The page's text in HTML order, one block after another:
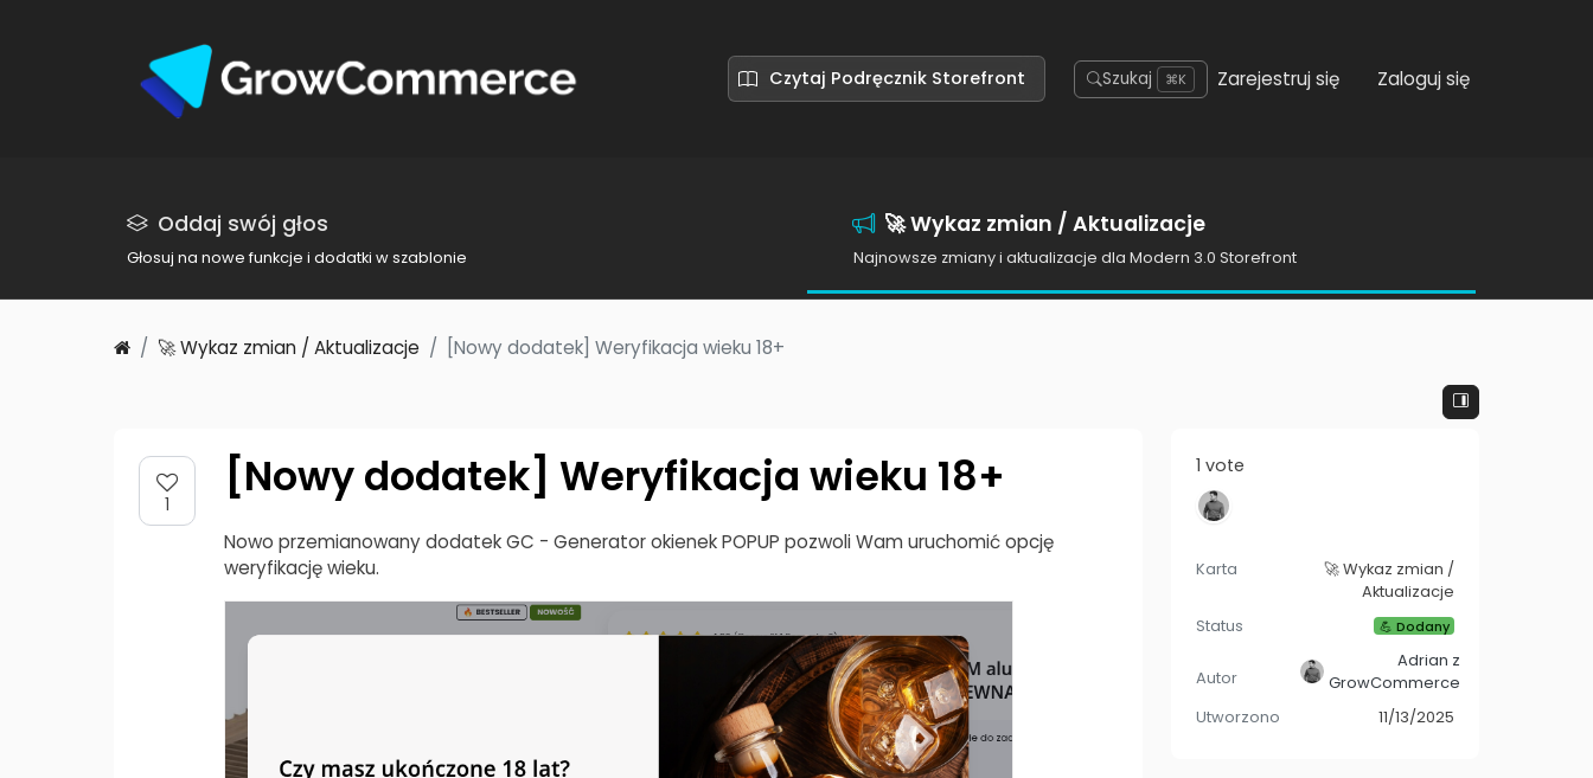
Czytaj Podręcznik Storefront Szukaj ⌘K Zarejestruj się Zaloguj się
Oddaj swój głos
Głosuj na nowe funkcje i dodatki w szablonie
🚀 Wykaz zmian / Aktualizacje
Najnowsze zmiany i aktualizacje dla Modern 3.0 Storefront
🚀 Wykaz zmian / Aktualizacje [Nowy dodatek] Weryfikacja wieku 18+
1
[Nowy dodatek] Weryfikacja wieku 18+
Nowo przemianowany dodatek GC - Generator okienek POPUP pozwoli Wam uruchomić opcję
weryfikację wieku.
1 vote
Karta
🚀 Wykaz zmian /
Aktualizacje
Status
💪 Dodany
Autor
Adrian z
GrowCommerce
Utworzono
11/13/2025